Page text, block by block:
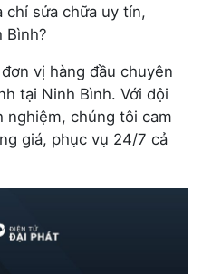
chỉ sửa chữa uy tín,
Bình?
vị hàng đầu chuyên
tại Ninh Bình. Với đội
nghiệm, chúng tôi cam
giá, phục vụ 24/7 cả